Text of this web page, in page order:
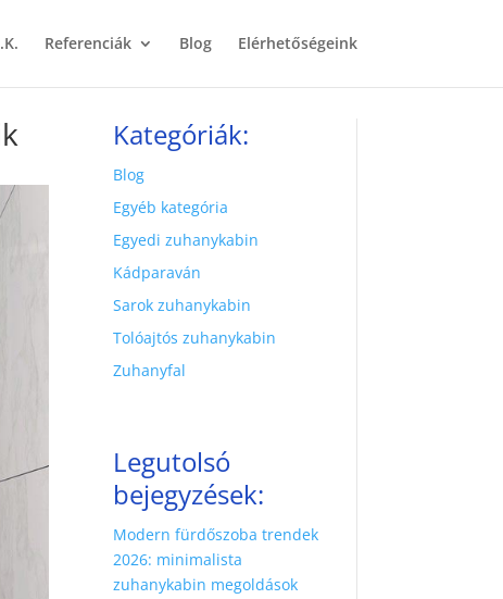
Referenciák Blog Elérhetőségeink
Kategóriák:
Blog
Egyéb kategória
Egyedi zuhanykabin
Kádparaván
Sarok zuhanykabin
Tolóajtós zuhanykabin
Zuhanyfal
Legutolsó
bejegyzések:
Modern fürdőszoba trendek
2026: minimalista
zuhanykabin megoldások